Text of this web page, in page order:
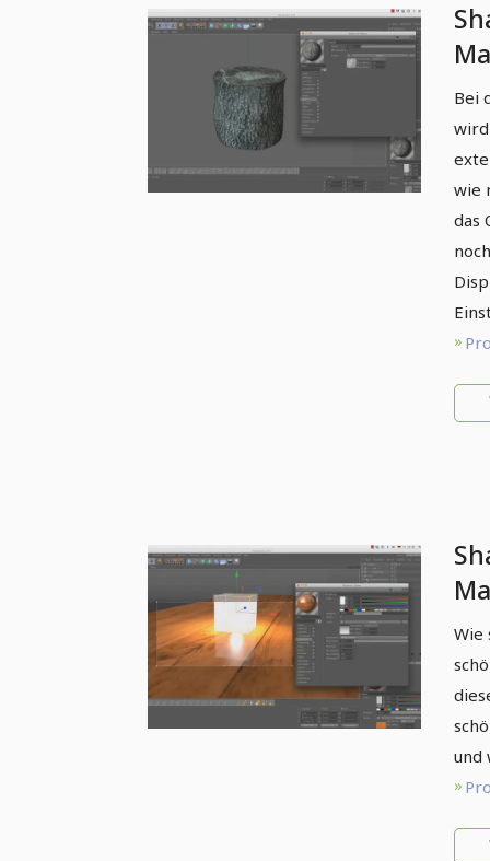
Bei
wie
das
Wie
und